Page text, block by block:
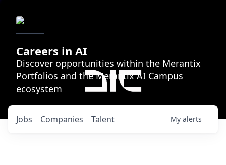
Careers in AI
Discover opportunities within the Merantix
Portfolios and the Merantix AI Campus
ecosystem
Jobs Companies Talent My alerts